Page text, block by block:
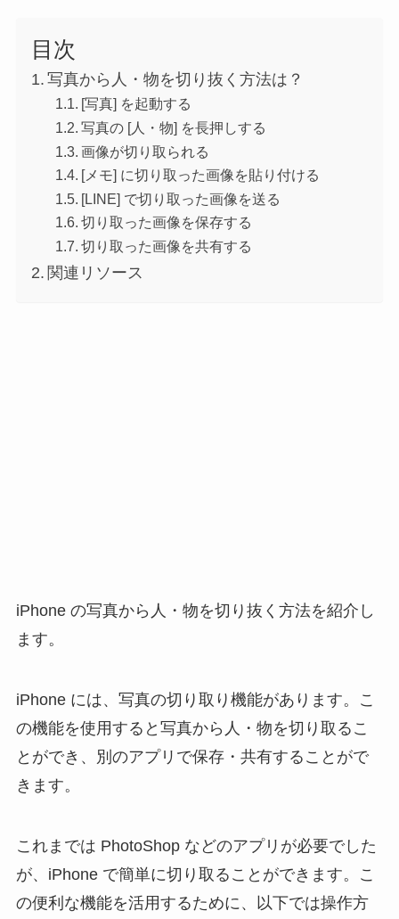
目次
写真から人・物を切り抜く方法は？
[写真] を起動する
写真の [人・物] を長押しする
画像が切り取られる
[メモ] に切り取った画像を貼り付ける
[LINE] で切り取った画像を送る
切り取った画像を保存する
切り取った画像を共有する
関連リソース
iPhone の写真から人・物を切り抜く方法を紹介し
ます。
iPhone には、写真の切り取り機能があります。こ
の機能を使用すると写真から人・物を切り取るこ
とができ、別のアプリで保存・共有することがで
きます。
これまでは PhotoShop などのアプリが必要でした
が、iPhone で簡単に切り取ることができます。こ
の便利な機能を活用するために、以下では操作方